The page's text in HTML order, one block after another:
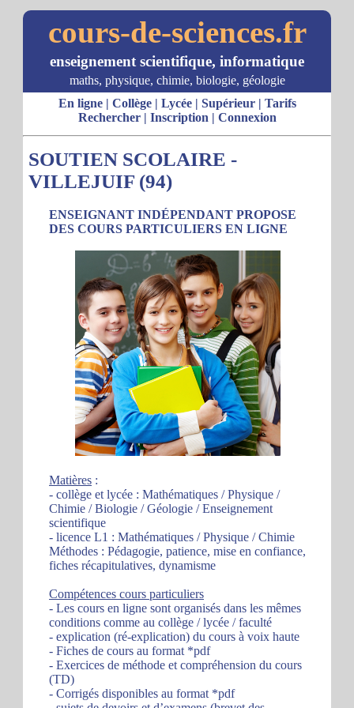
cours-de-sciences.fr
enseignement scientifique, informatique
maths, physique, chimie, biologie, géologie
En ligne| Collège| Lycée| Supérieur| Tarifs
Rechercher| Inscription | Connexion
SOUTIEN SCOLAIRE -
VILLEJUIF (94)
ENSEIGNANT INDÉPENDANT PROPOSE
DES COURS PARTICULIERS EN LIGNE
Matières :
- collège et lycée : Mathématiques / Physique /
Chimie / Biologie / Géologie / Enseignement
scientifique
- licence L1 : Mathématiques / Physique / Chimie
Méthodes : Pédagogie, patience, mise en confiance,
fiches récapitulatives, dynamisme
Compétences cours particuliers
- Les cours en ligne sont organisés dans les mêmes
conditions comme au collège / lycée / faculté
- explication (ré-explication) du cours à voix haute
- Fiches de cours au format *pdf
- Exercices de méthode et compréhension du cours
(TD)
- Corrigés disponibles au format *pdf